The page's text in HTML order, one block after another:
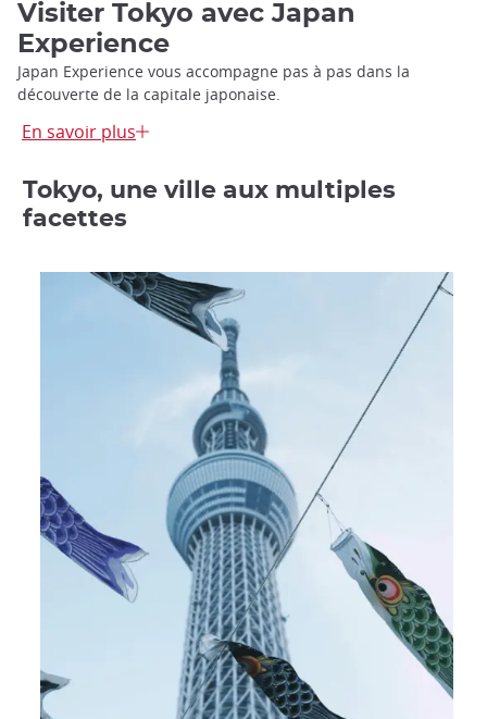
Visiter Tokyo avec Japan
Experience
Japan Experience vous accompagne pas à pas dans la
découverte de la capitale japonaise.
Nous vous accueillons
organisons le transfert vers votre hébergement, que vous
Situées pour la plupart dans le quartier d’Ikebukuro, nos
maisons sont idéales pour passer plusieurs nuits à Tokyo et
Tokyo Subway Pass.
Envie de profiter pleinement de Tokyo lors de votre séjour sur
guides francophones bilingues
se feront un plaisir de
vous révéler tous les secrets de la capitale au cours d’une
journée guidée. Laissez-vous tenter par une immersion
authentique dans la culture nippone : nous avons
adaptées à tous les âges et à tous les budgets
pour découvrir le Japon autrement !
Un souci ?
Notreassistance 7j/7
est disponible sur place pour vous
aider à tout moment. J’oubliais ! Pour rester connecté tout au
long de votre séjour, nous vous fournissons également un
ou une carteeSIMcompatible avec tout type
d’appareil (iPhone et Android). Alors,qu’attendez-vous pour
partir au Japon avec Japan Experience ?
En savoir plus
Tokyo, une ville aux multiples
facettes